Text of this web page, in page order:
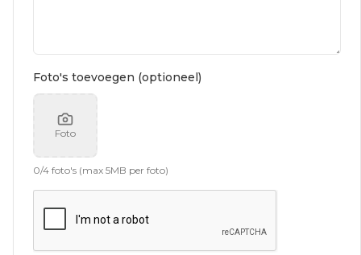
Foto's toevoegen (optioneel)
Foto
0/4 foto's (max 5MB per foto)